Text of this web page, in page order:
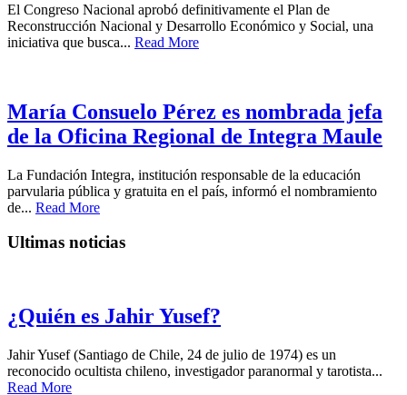
El Congreso Nacional aprobó definitivamente el Plan de
Reconstrucción Nacional y Desarrollo Económico y Social, una
iniciativa que busca... Read More
María Consuelo Pérez es nombrada jefa
de la Oficina Regional de Integra Maule
La Fundación Integra, institución responsable de la educación
parvularia pública y gratuita en el país, informó el nombramiento
de... Read More
Ultimas noticias
¿Quién es Jahir Yusef?
Jahir Yusef (Santiago de Chile, 24 de julio de 1974) es un
reconocido ocultista chileno, investigador paranormal y tarotista...
Read More